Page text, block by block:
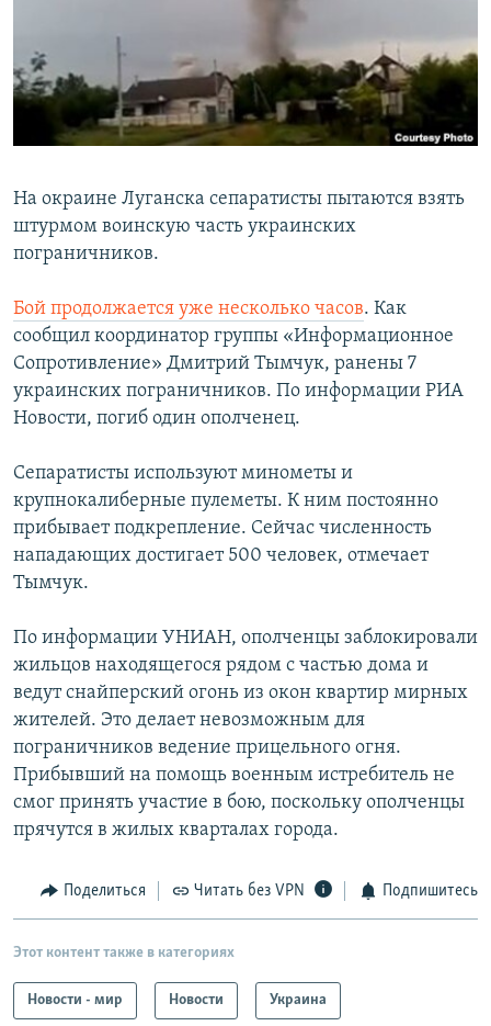
ПОДПИШИТЕСЬ НА РАССЫЛКУ
СОЦИАЛЬНЫЕ СЕТИ
Все сайты РСЕ/РС
На окраине Луганска сепаратисты пытаются взять
штурмом воинскую часть украинских
пограничников.
Бой продолжается уже несколько часов. Как
сообщил координатор группы «Информационное
Сопротивление» Дмитрий Тымчук, ранены 7
украинских пограничников. По информации РИА
Новости, погиб один ополченец.
Сепаратисты используют минометы и
крупнокалиберные пулеметы. К ним постоянно
прибывает подкрепление. Сейчас численность
нападающих достигает 500 человек, отмечает
Тымчук.
По информации УНИАН, ополченцы заблокировали
жильцов находящегося рядом с частью дома и
ведут снайперский огонь из окон квартир мирных
жителей. Это делает невозможным для
пограничников ведение прицельного огня.
Прибывший на помощь военным истребитель не
смог принять участие в бою, поскольку ополченцы
прячутся в жилых кварталах города.
Поделиться Читать без VPN Подпишитесь
Этот контент также в категориях
Новости - мир Новости Украина